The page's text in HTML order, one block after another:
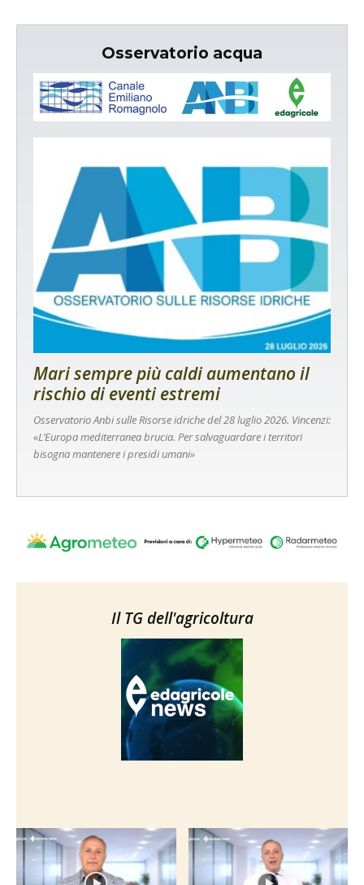
Osservatorio acqua
Mari sempre più caldi aumentano il
rischio di eventi estremi
Osservatorio Anbi sulle Risorse idriche del 28 luglio 2026. Vincenzi:
«L’Europa mediterranea brucia. Per salvaguardare i territori
bisogna mantenere i presidi umani»
Il TG dell'agricoltura